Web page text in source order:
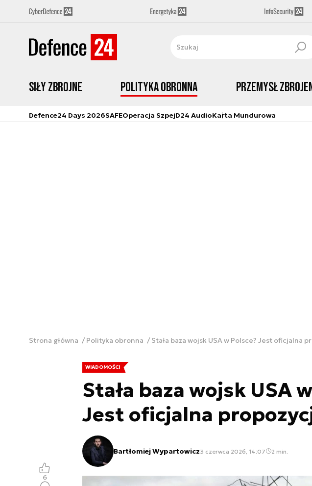
Siły zbrojne Polityka obronna Przemysł
Defence24 Days 2026SAFEOperacja SzpejD24 AudioKarta Mundurowa
Strona główna Polityka obronna Stała baza wojsk USA w Polsce? Jest oficjalna
WIADOMOŚCI
Stała baza wojsk USA
Jest oficjalna
Bartłomiej Wypartowicz3 czerwca 2026, 14:07 2 min.
6